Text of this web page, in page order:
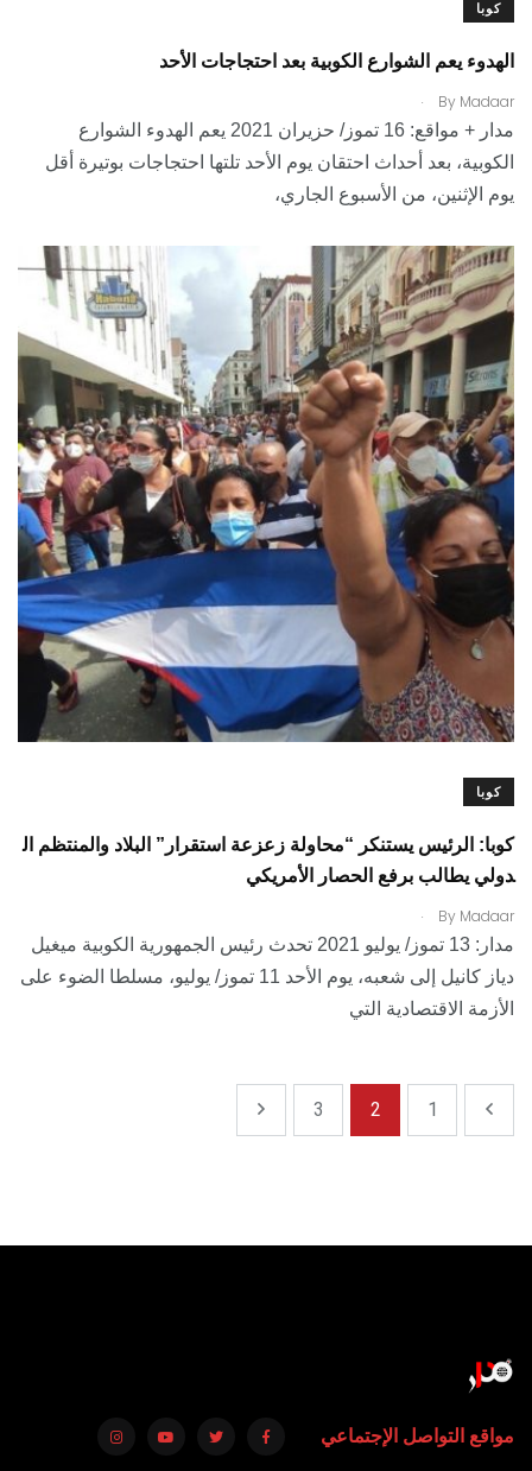
كوبا
الهدوء يعم الشوارع الكوبية بعد احتجاجات الأحد
By Madaar
.
مدار + مواقع: 16 تموز/ حزيران 2021 يعم الهدوء الشوارع
الكوبية، بعد أحداث احتقان يوم الأحد تلتها احتجاجات بوتيرة أقل
يوم الإثنين، من الأسبوع الجاري،
كوبا
كوبا: الرئيس يستنكر “محاولة زعزعة استقرار” البلاد والمنتظم ال
دولي يطالب برفع الحصار الأمريكي
By Madaar
.
مدار: 13 تموز/ يوليو 2021 تحدث رئيس الجمهورية الكوبية ميغيل
دياز كانيل إلى شعبه، يوم الأحد 11 تموز/ يوليو، مسلطا الضوء على
الأزمة الاقتصادية التي
1
2
3
مواقع التواصل الإجتماعي